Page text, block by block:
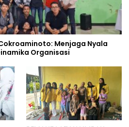
Menjaga Nyala
Organisasi